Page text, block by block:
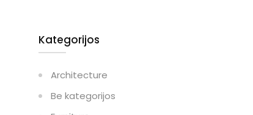
Kategorijos
Architecture
Be kategorijos